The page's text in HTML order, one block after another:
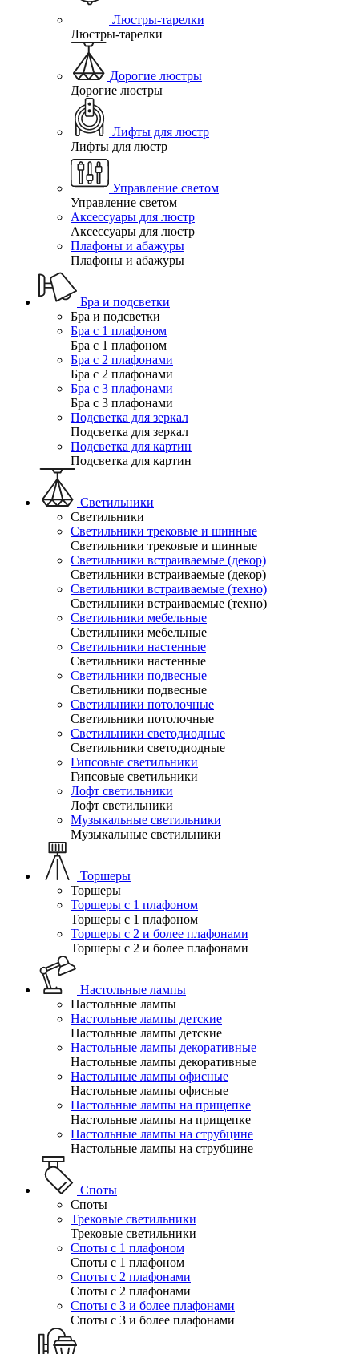
Люстры-тарелки
Люстры-тарелки
Дорогие люстры
Дорогие люстры
Лифты для люстр
Лифты для люстр
Управление светом
Управление светом
Аксессуары для люстр
Аксессуары для люстр
Плафоны и абажуры
Плафоны и абажуры
Бра и подсветки
Бра и подсветки
Бра с 1 плафоном
Бра с 1 плафоном
Бра с 2 плафонами
Бра с 2 плафонами
Бра с 3 плафонами
Бра с 3 плафонами
Подсветка для зеркал
Подсветка для зеркал
Подсветка для картин
Подсветка для картин
Светильники
Светильники
Светильники трековые и шинные
Светильники трековые и шинные
Светильники встраиваемые (декор)
Светильники встраиваемые (декор)
Светильники встраиваемые (техно)
Светильники встраиваемые (техно)
Светильники мебельные
Светильники мебельные
Светильники настенные
Светильники настенные
Светильники подвесные
Светильники подвесные
Светильники потолочные
Светильники потолочные
Светильники светодиодные
Светильники светодиодные
Гипсовые светильники
Гипсовые светильники
Лофт светильники
Лофт светильники
Музыкальные светильники
Музыкальные светильники
Торшеры
Торшеры
Торшеры с 1 плафоном
Торшеры с 1 плафоном
Торшеры с 2 и более плафонами
Торшеры с 2 и более плафонами
Настольные лампы
Настольные лампы
Настольные лампы детские
Настольные лампы детские
Настольные лампы декоративные
Настольные лампы декоративные
Настольные лампы офисные
Настольные лампы офисные
Настольные лампы на прищепке
Настольные лампы на прищепке
Настольные лампы на струбцине
Настольные лампы на струбцине
Споты
Споты
Трековые светильники
Трековые светильники
Споты с 1 плафоном
Споты с 1 плафоном
Споты с 2 плафонами
Споты с 2 плафонами
Споты с 3 и более плафонами
Споты с 3 и более плафонами